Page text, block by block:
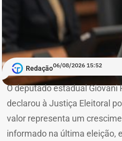
Redação06/08/2026 15:52
O deputado estadual Giovani
declarou à Justiça Eleitoral
valor representa um
informado na última eleição,